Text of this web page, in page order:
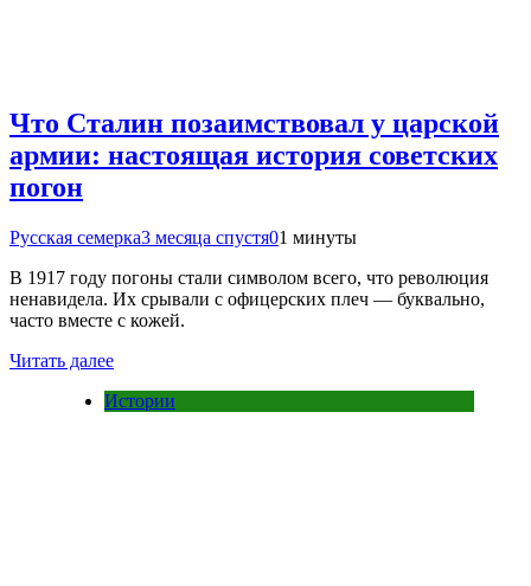
Что Сталин позаимствовал у царской
армии: настоящая история советских
погон
Русская семерка3 месяца спустя01 минуты
В 1917 году погоны стали символом всего, что революция
ненавидела. Их срывали с офицерских плеч — буквально,
часто вместе с кожей.
Читать далее
Истории